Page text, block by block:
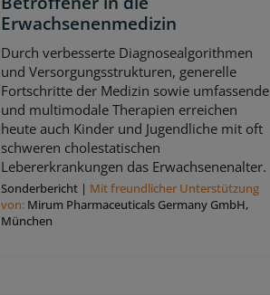
Erwachsenenmedizin
Durch verbesserte Diagnosealgorithmen
und Versorgungsstrukturen, generelle
Fortschritte der Medizin sowie umfassende
und multimodale Therapien erreichen
heute auch Kinder und Jugendliche mit oft
schweren cholestatischen
Lebererkrankungen das Erwachsenenalter.
Sonderbericht | Mit freundlicher Unterstützung
von: Mirum Pharmaceuticals Germany GmbH,
München